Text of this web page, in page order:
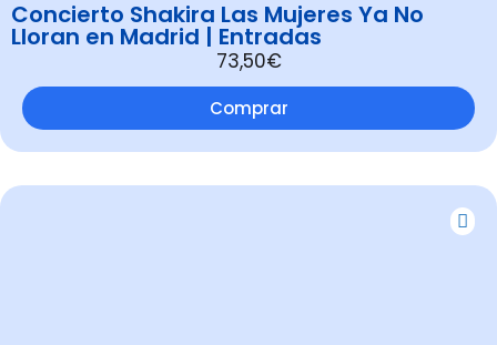
Concierto Shakira Las Mujeres Ya No
Lloran en Madrid | Entradas
73,50€
Comprar